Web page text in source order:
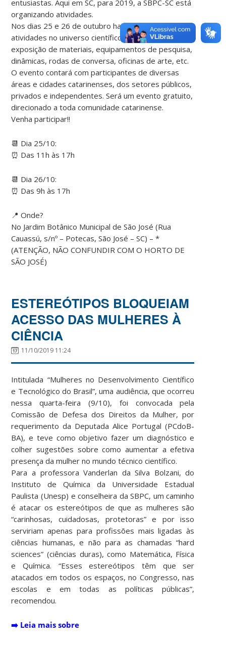
entusiastas. Aqui em SC, para 2019, a SBPC-SC está
organizando atividades.
Nos dias 25 e 26 de outubro haverá várias
atividades no universo científico-cultural, como
exposição de materiais, equipamentos de pesquisa,
dinâmicas, rodas de conversa, oficinas de arte, etc.
O evento contará com participantes de diversas
áreas e cidades catarinenses, dos setores públicos,
privados e independentes. Será um evento gratuito,
direcionado a toda comunidade catarinense.
Venha participar!!
📆 Dia 25/10:
⏰ Das 11h às 17h
📆 Dia 26/10:
⏰ Das 9h às 17h
📍 Onde?
No Jardim Botânico Municipal de São José (Rua
Cauassú, s/nº – Potecas, São José – SC) – *
(ATENÇÃO, NÃO CONFUNDIR COM O HORTO DE
SÃO JOSÉ)
ESTEREÓTIPOS BLOQUEIAM
ACESSO DAS MULHERES À
CIÊNCIA
11/10/2019 11:24
Intitulada “Mulheres no Desenvolvimento Científico
e Tecnológico do Brasil”, uma audiência, que ocorreu
nessa quarta-feira (9/10), foi convocada pela
Comissão de Defesa dos Direitos da Mulher, por
requerimento da Deputada Alice Portugal (PCdoB-
BA), e teve como objetivo fazer um diagnóstico e
colher sugestões sobre como aumentar a efetiva
presença da mulher no mundo técnico científico.
Para a professora Vanderlan da Silva Bolzani, do
Instituto de Química da Universidade Estadual
Paulista (Unesp) e conselheira da SBPC, um caminho
é atacar os estereótipos de que as mulheres são
“carinhosas, cuidadosas, protetoras” e por isso
serviriam apenas para profissões mais ligadas às
ciências humanas, e não para as chamadas “hard
sciences” (ciências duras), como Matemática, Física
e Química. “Esses estereótipos têm que ser
atacados em todos os espaços, no Congresso, nas
escolas e em todas as políticas públicas”,
recomendou.
➡️ Leia mais sobre